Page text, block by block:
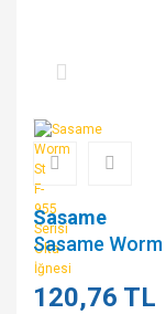
Sasame
Sasame
120,76 TL